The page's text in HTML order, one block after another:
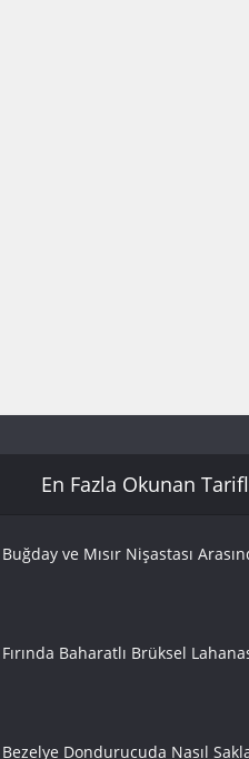
En Fazla Okunan
Buğday ve Mısır Nişastası
Fırında Baharatlı Brüksel
Bezelye Dondurucuda Nasıl